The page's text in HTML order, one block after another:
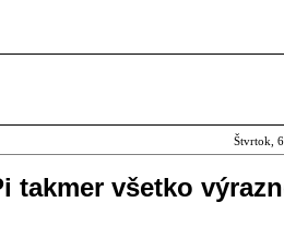
Štvrtok,
takmer všetko